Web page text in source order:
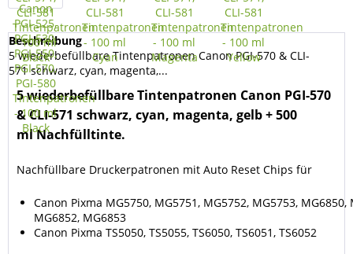
Beschreibung
5 wiederbefüllbare Tintenpatronen Canon PGI-570 & CLI-
571 schwarz, cyan, magenta,...
5 wiederbefüllbare Tintenpatronen Canon PGI-570
& CLI-571 schwarz, cyan, magenta, gelb + 500
ml Nachfülltinte.
Nachfüllbare Druckerpatronen mit Auto Reset Chips für
Canon Pixma MG5750, MG5751, MG5752, MG5753, MG6850,
MG6852, MG6853
Canon Pixma TS5050, TS5055, TS6050, TS6051, TS6052